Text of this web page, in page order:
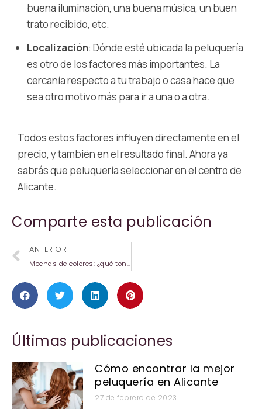
buena iluminación, una buena música, un buen
trato recibido, etc.
Localización: Dónde esté ubicada la peluquería
es otro de los factores más importantes. La
cercanía respecto a tu trabajo o casa hace que
sea otro motivo más para ir a una o a otra.
Todos estos factores influyen directamente en el
precio, y también en el resultado final. Ahora ya
sabrás que peluquería seleccionar en el centro de
Alicante.
Comparte esta publicación
ANTERIOR
Mechas de colores: ¿qué tonos se llevan?
Últimas publicaciones
Cómo encontrar la mejor
peluquería en Alicante
27 de febrero de 2023